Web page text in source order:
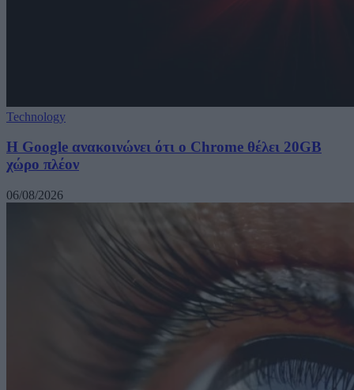
Technology
Η Google ανακοινώνει ότι ο Chrome θέλει 20GB
χώρο πλέον
06/08/2026